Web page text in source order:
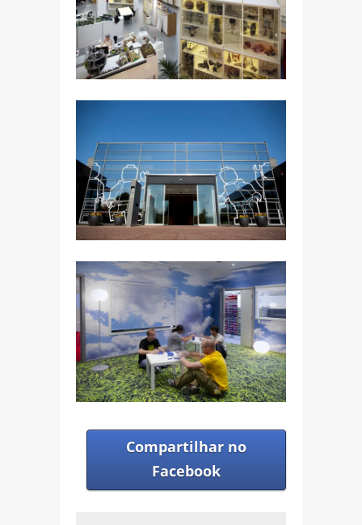
Compartilhar no
Facebook